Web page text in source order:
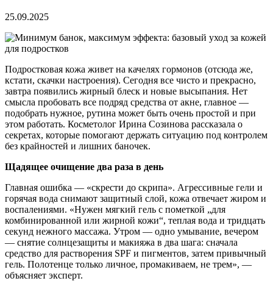
25.09.2025
Подростковая кожа живет на качелях гормонов (отсюда же,
кстати, скачки настроения). Сегодня все чисто и прекрасно,
завтра появились жирный блеск и новые высыпания. Нет
смысла пробовать все подряд средства от акне, главное —
подобрать нужное, рутина может быть очень простой и при
этом работать. Косметолог Ирина Созинова рассказала о
секретах, которые помогают держать ситуацию под контролем
без крайностей и лишних баночек.
Щадящее очищение два раза в день
Главная ошибка — «скрести до скрипа». Агрессивные гели и
горячая вода снимают защитный слой, кожа отвечает жиром и
воспалениями. «Нужен мягкий гель с пометкой „для
комбинированной или жирной кожи“, теплая вода и тридцать
секунд нежного массажа. Утром — одно умывание, вечером
— снятие солнцезащиты и макияжа в два шага: сначала
средство для растворения SPF и пигментов, затем привычный
гель. Полотенце только личное, промакиваем, не трем», —
объясняет эксперт.